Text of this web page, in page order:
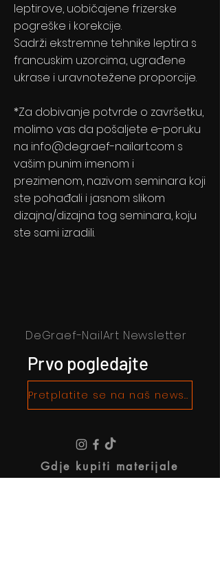
leptirove, uobičajene frizerske
pogreške i korekcije.
Sadrži ekstremne tehnike leptira s
francuskim uzorcima, ugrađene
ukrase i uravnotežene proporcije.
*Za dobivanje potvrde o završetku,
molimo vas da pošaljete e-poruku
na info@degraef-nailart.com s
vašim punim imenom i
prezimenom, nazivom seminara koji
ste pohađali i jasnom slikom
dizajna/dizajna tog seminara, koju
ste sami izradili.
DeGraef-NailArt Newsletter
Prvo pogledajte
Pretplatite se na naš newsletter!
Gdje kupiti materijale